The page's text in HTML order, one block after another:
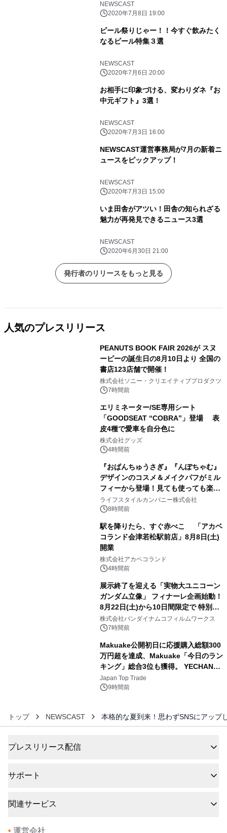
NEWSCAST
2020年7月8日 19:00
ビール祭りじゃー！！今すぐ飲みたく
なるビール特集３選
NEWSCAST
2020年7月6日 20:00
お相手に印象づける、変わりダネ『お
中元ギフト』3選！
NEWSCAST
2020年7月3日 16:00
NEWSCAST運営事務局が7月の新着ニ
ュースをピックアップ！
NEWSCAST
2020年7月3日 15:00
いま田舎がアツい！田舎の知られざる
魅力が再発見できるニュース3選
NEWSCAST
2020年6月30日 21:00
発行者のリリースをもっと見る
人気のプレスリリース
PEANUTS BOOK FAIR 2026が スヌ
ーピーの誕生日の8月10日より 全国の
書店123店舗で開催！
株式会社ソニー・クリエイティブプロダクツ
7時間前
エリミネーター/SE専用シート
「GOODSEAT “COBRA”」登場 表
皮4種で愛車を自分色に
株式会社グッズ
4時間前
『おぱんちゅうさぎ』『んぽちゃむ』
デザインのコスメ＆メイクパフがミル
フィーから登場！見ても使っても楽し
い、ポップでキュートなコレクショ
ン。
ライフスタイルカンパニー株式会社
8時間前
駅を降りたら、すぐ赤べこ 「アカベ
コランド会津若松駅前店」8月8日(土)
開業
株式会社アカベコランド
4時間前
展示終了を迎える「実物大ユニコーン
ガンダム立像」 フィナーレ企画始動！
8月22日(土)から10日間限定で 特別映
像『UNICORN GUNDAM Statue ―
BEYOND POSSIBILITY ―』を上映！
株式会社バンダイナムコフィルムワークス
7時間前
Makuake公開初日に応援購入総額300
万円超を達成、Makuake「今日のラン
キング」総合3位も獲得。 YECHAN音
浴シンギングボウル第2弾の大型サイ
ズ（XL・2XL・3XL）を先行販売中
Japan Top Trade
9時間前
トップ NEWSCAST 本格的な夏到来！思わずSNSにアップ
プレスリリース配信
サポート
関連サービス
• 運営会社